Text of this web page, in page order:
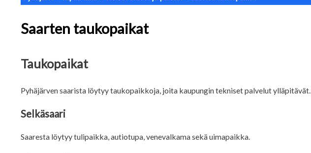
Murupolku
Saarten taukopaikat
Taukopaikat
Pyhäjärven saarista löytyy taukopaikkoja, joita kaupungin tekniset palvelut ylläpitävät.
Selkäsaari
Saaresta löytyy tulipaikka, autiotupa, venevalkama sekä uimapaikka.